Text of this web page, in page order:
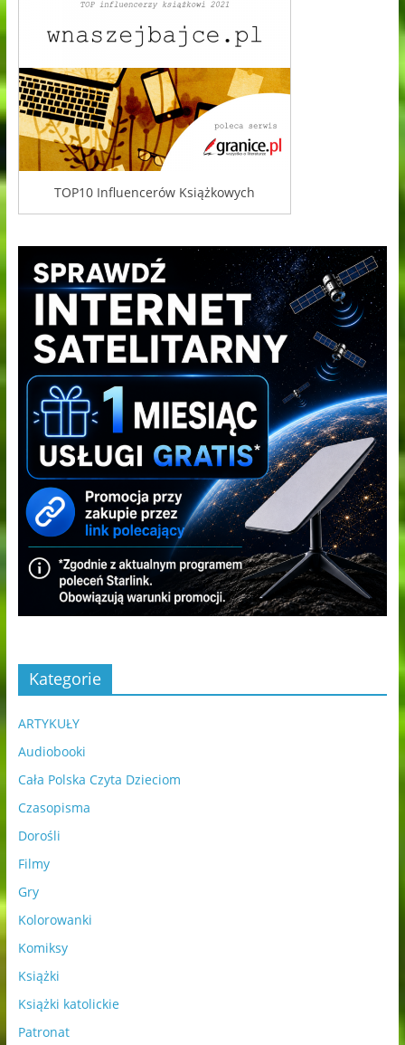
TOP10 Influencerów Książkowych
Kategorie
ARTYKUŁY
Audiobooki
Cała Polska Czyta Dzieciom
Czasopisma
Dorośli
Filmy
Gry
Kolorowanki
Komiksy
Książki
Książki katolickie
Patronat